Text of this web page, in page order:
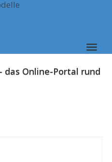
das Online-Portal rund